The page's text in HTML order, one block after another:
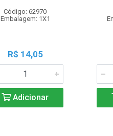
Código: 62970
Embalagem: 1X1
R$ 14,05
Adicionar